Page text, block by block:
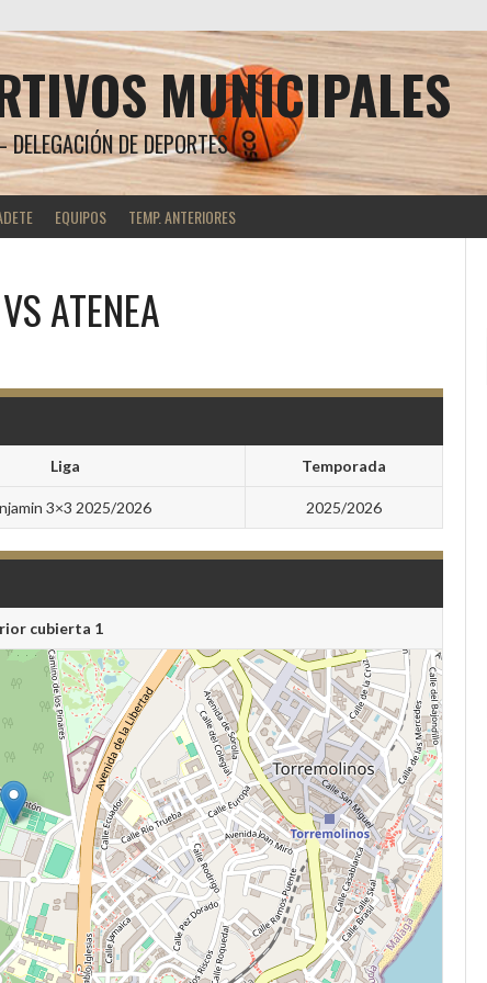
MUNICIPALES
DE DEPORTES
EQUIPOS TEMP. ANTERIORES
VSATENEA
Liga Temporada
3×3 2025/2026 2025/2026
cubierta 1